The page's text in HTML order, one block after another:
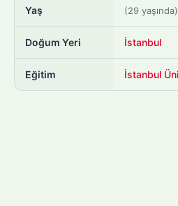
Yaş
(29 yaşında)
Doğum Yeri İstanbul
Eğitim İstanbul